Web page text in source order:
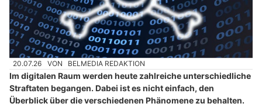
20.07.26 VON BELMEDIA REDAKTION
Im digitalen Raum werden heute zahlreiche unterschiedliche
Straftaten begangen. Dabei ist es nicht einfach, den
Überblick über die verschiedenen Phänomene zu behalten.